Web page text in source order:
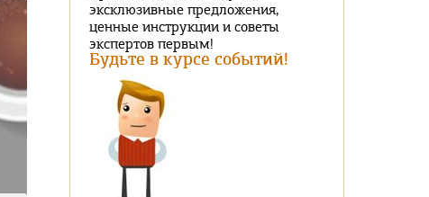
эксклюзивные предложения,
ценные инструкции и советы
экспертов первым!
Будьте в курсе событий!